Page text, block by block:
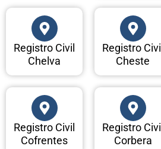
Registro Civil
Chelva
Registro Civil
Cheste
Registro Civil
Cofrentes
Registro Civil
Corbera